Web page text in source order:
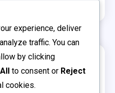
experience, deliver
traffic. You can
by clicking
to consent or Reject
cookies.